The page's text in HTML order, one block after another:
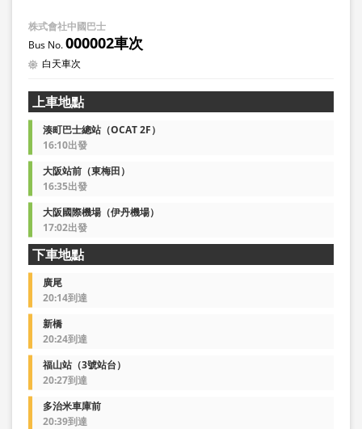
株式會社中國巴士
000002車次
白天車次
上車地點
湊町巴士總站（OCAT 2F）
16:10出發
大阪站前（東梅田）
16:35出發
大阪國際機場（伊丹機場）
17:02出發
下車地點
廣尾
20:14到達
新橋
20:24到達
福山站（3號站台）
20:27到達
多治米車庫前
20:39到達